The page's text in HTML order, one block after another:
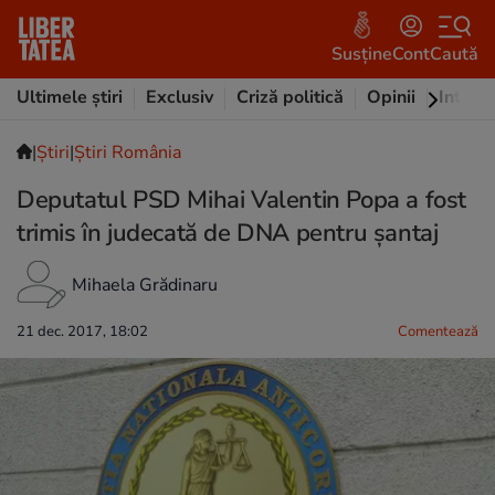
SusțineContCaută
Ultimele știri
Exclusiv Criză politică Opinii
|Ştiri|Știri România
Deputatul PSD Mihai Valentin Popa a fost
trimis în judecată de DNA pentru şantaj
Mihaela Grădinaru
21 dec. 2017, 18:02 Comentează